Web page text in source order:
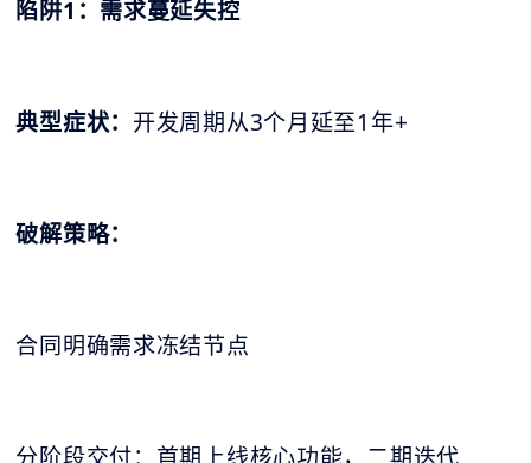
陷阱1：需求蔓延失控
典型症状： 开发周期从3个月延至1年+
破解策略：
合同明确需求冻结节点